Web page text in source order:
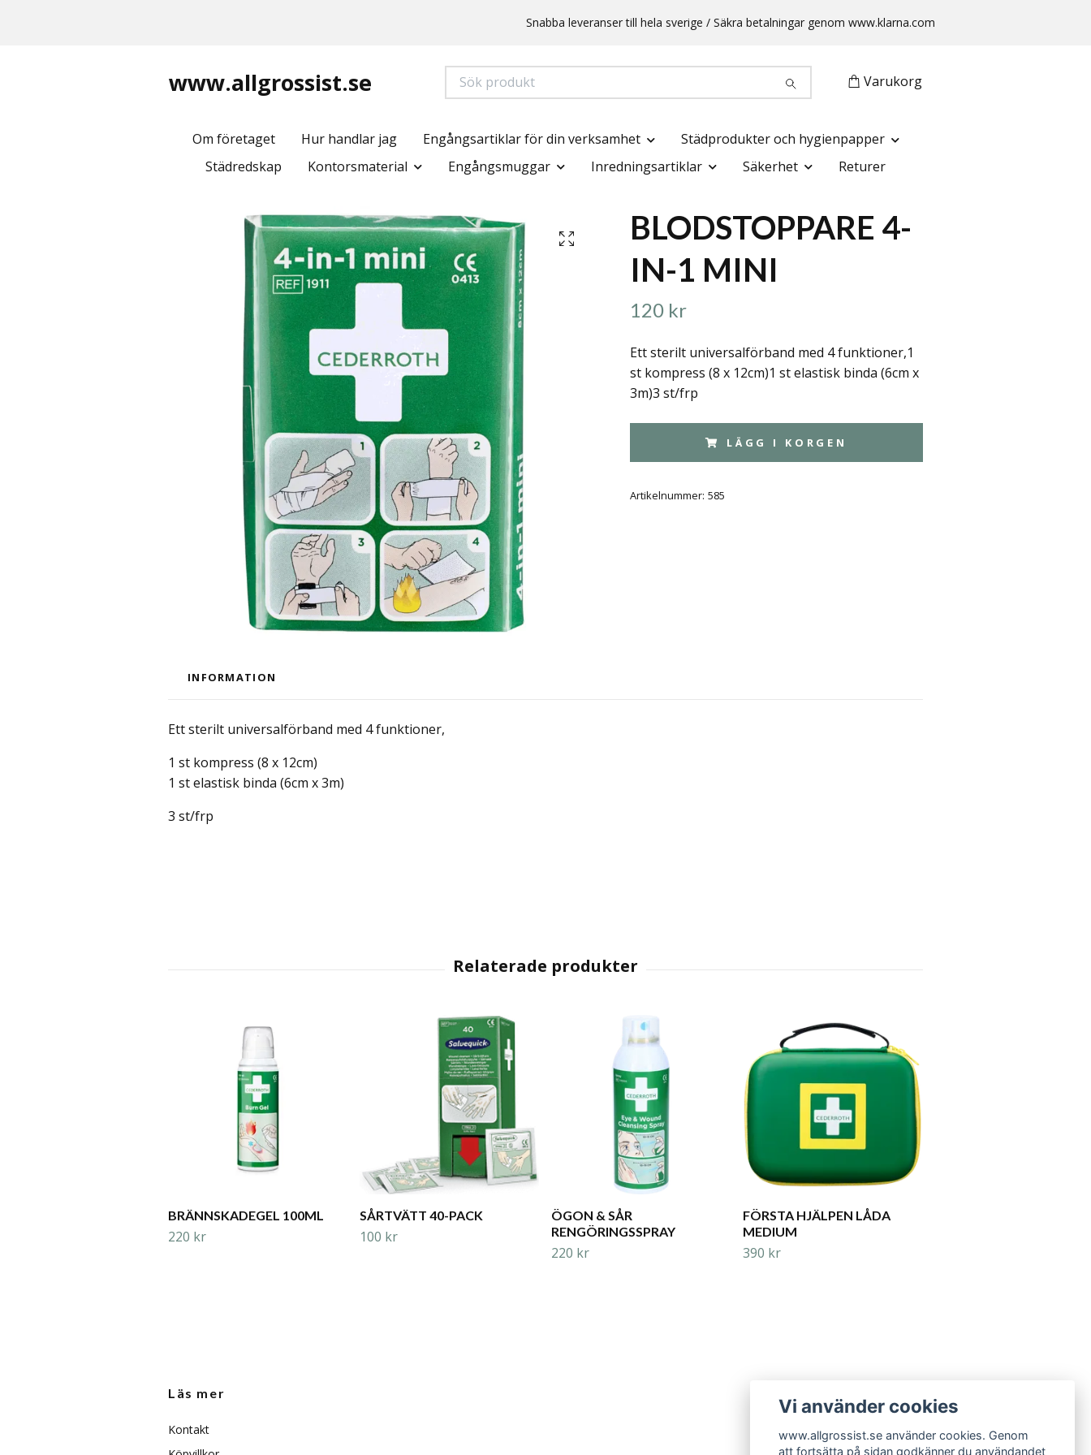
Snabba leveranser till hela sverige / Säkra betalningar genom www.klarna.com
www.allgrossist.se Varukorg
Om företaget Hur handlar jag Engångsartiklar för din verksamhet
Städprodukter och hygienpapper
Städredskap
Kontorsmaterial Engångsmuggar Inredningsartiklar Säkerhet Returer
BLODSTOPPARE 4-
IN-1 MINI
120 kr
Ett sterilt universalförband med 4 funktioner,1
st kompress (8 x 12cm)1 st elastisk binda (6cm x
3m)3 st/frp
LÄGG I KORGEN
Artikelnummer: 585
INFORMATION
Ett sterilt universalförband med 4 funktioner,
1 st kompress (8 x 12cm)
1 st elastisk binda (6cm x 3m)
3 st/frp
BRÄNNSKADEGEL 100ML
220 kr
SÅRTVÄTT 40-PACK
100 kr
ÖGON & SÅR
RENGÖRINGSSPRAY
220 kr
FÖRSTA HJÄLPEN LÅDA
MEDIUM
390 kr
Läs mer
Kontakt
Vi använder cookies
www.allgrossist.se använder cookies. Genom
att fortsätta på sidan godkänner du användandet